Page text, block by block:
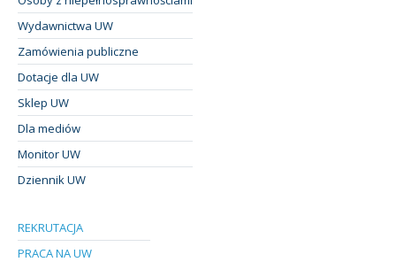
Wydawnictwa UW
Zamówienia publiczne
Dotacje dla UW
Sklep UW
Dla mediów
Monitor UW
Dziennik UW
REKRUTACJA
PRACA NA UW